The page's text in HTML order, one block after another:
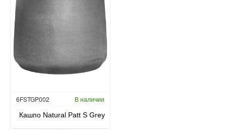
6FSTGP002 В наличии
Кашпо Natural Patt S Grey